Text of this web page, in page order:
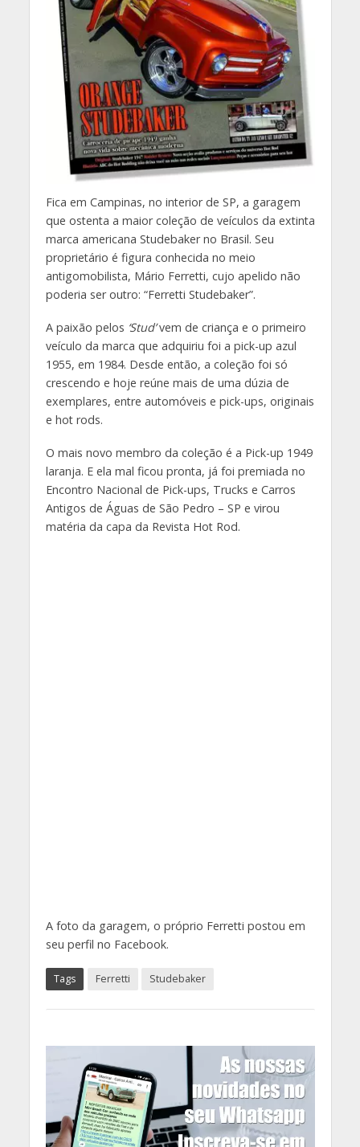
Fica em Campinas, no interior de SP, a garagem
que ostenta a maior coleção de veículos da extinta
marca americana Studebaker no Brasil. Seu
proprietário é figura conhecida no meio
antigomobilista, Mário Ferretti, cujo apelido não
poderia ser outro: “Ferretti Studebaker”.
A paixão pelos ‘Stud’vem de criança e o primeiro
veículo da marca que adquiriu foi a pick-up azul
1955, em 1984. Desde então, a coleção foi só
crescendo e hoje reúne mais de uma dúzia de
exemplares, entre automóveis e pick-ups, originais
e hot rods.
O mais novo membro da coleção é a Pick-up 1949
laranja. E ela mal ficou pronta, já foi premiada no
Encontro Nacional de Pick-ups, Trucks e Carros
Antigos de Águas de São Pedro – SP e virou
matéria da capa da Revista Hot Rod.
A foto da garagem, o próprio Ferretti postou em
seu perfil no Facebook.
Tags Ferretti Studebaker